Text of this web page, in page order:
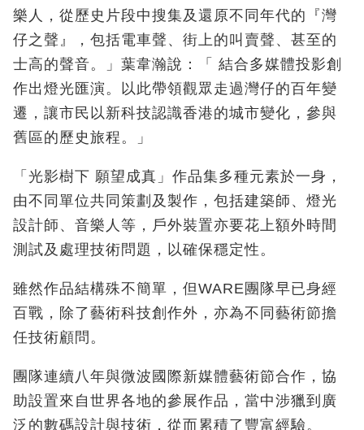
樂人，從歷史片段中搜集及還原不同年代的『灣
仔之聲』，包括電車聲、街上的叫賣聲、甚至的
士高的聲音。」葉韋瀚說：「 結合多媒體投影創
作出燈光匯演。以此帶領觀眾走過灣仔的百年變
遷，讓市民以新科技認識香港的城市變化，參與
舊區的歷史旅程。」
「光影樹下 願望成真」作品集多種元素於一身，
由不同單位共同策劃及製作，包括建築師、燈光
設計師、音樂人等，戶外裝置亦要花上額外時間
測試及處理技術問題，以確保穩定性。
雖然作品結構殊不簡單，但WARE 團隊早已身經
百戰，除了藝術科技創作外，亦為不同藝術節擔
任技術顧問。
團隊連續八年與微波國際新媒體藝術節合作，協
助設置來自世界各地的參展作品，當中涉獵到廣
泛的數碼設計與技術，從而累積了豐富經驗。